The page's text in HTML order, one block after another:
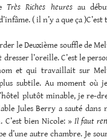
Très Riches heuresau
( il n’y a que ça
le Deuxième souffle de
l’oreille. C’est le
et qui travaillait sur
subtile. Au moment où
plutôt minable, je re-
Jules Berry a sauté dans
bien Nicole: »Il faut
d’une autre chambre. Je